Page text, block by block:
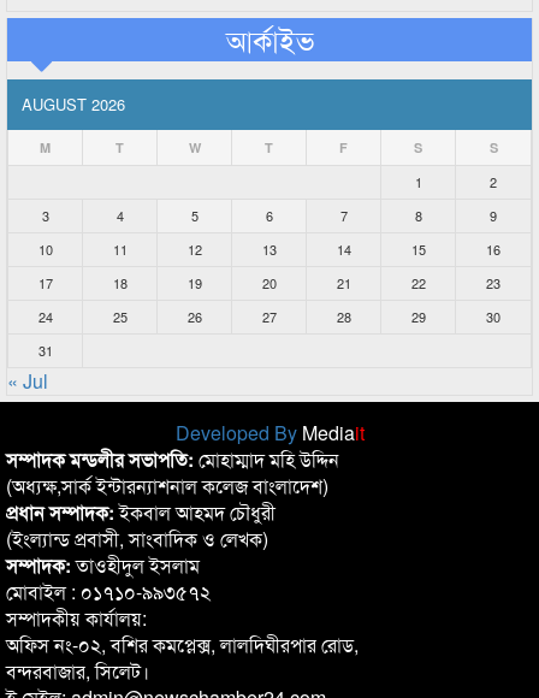
আর্কাইভ
AUGUST 2026
M T W T F S S
1
2
3
4 5 6 7 8
9
10
11 12 13 14 15
16
17
18 19 20 21 22
23
24
25 26 27 28 29
30
31
« Jul
Developed By Mediait
সম্পাদক মন্ডলীর সভাপতি: মোহাম্মাদ মহি উদ্দিন
(অধ্যক্ষ,সার্ক ইন্টারন্যাশনাল কলেজ বাংলাদেশ)
প্রধান সম্পাদক:ইকবাল আহমদ চৌধুরী
(ইংল্যান্ড প্রবাসী, সাংবাদিক ও লেখক)
সম্পাদক:তাওহীদুল ইসলাম
মোবাইল : ০১৭১০-৯৯৩৫৭২
সম্পাদকীয় কার্যালয়:
অফিস নং-০২, বশির কমপ্লেক্স, লালদিঘীরপার রোড,
বন্দরবাজার, সিলেট।